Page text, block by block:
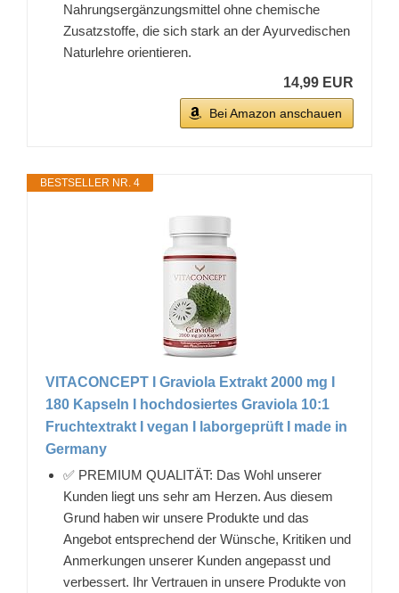
Nahrungsergänzungsmittel ohne chemische
Zusatzstoffe, die sich stark an der Ayurvedischen
Naturlehre orientieren.
14,99 EUR
Bei Amazon anschauen
BESTSELLER NR. 4
VITACONCEPT I Graviola Extrakt 2000 mg I
180 Kapseln I hochdosiertes Graviola 10:1
Fruchtextrakt I vegan I laborgeprüft I made in
Germany
✅ PREMIUM QUALITÄT: Das Wohl unserer
Kunden liegt uns sehr am Herzen. Aus diesem
Grund haben wir unsere Produkte und das
Angebot entsprechend der Wünsche, Kritiken und
Anmerkungen unserer Kunden angepasst und
verbessert. Ihr Vertrauen in unsere Produkte von